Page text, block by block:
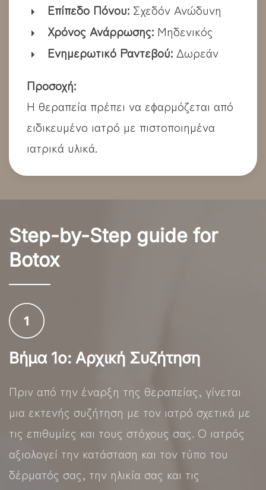
Επίπεδο Πόνου: Σχεδόν Ανώδυνη
Χρόνος Ανάρρωσης: Μηδενικός
Ενημερωτικό Ραντεβού: Δωρεάν
Προσοχή:
Η θεραπεία πρέπει να εφαρμόζεται από
ειδικευμένο ιατρό με πιστοποιημένα
ιατρικά υλικά.
Step-by-Step guide for
Botox
Βήμα 1ο: Αρχική Συζήτηση
Πριν από την έναρξη της θεραπείας, γίνεται
μια εκτενής συζήτηση με τον ιατρό σχετικά με
τις επιθυμίες και τους στόχους σας. Ο ιατρός
αξιολογεί την κατάσταση και τον τύπο του
δέρματός σας, την ηλικία σας και τις